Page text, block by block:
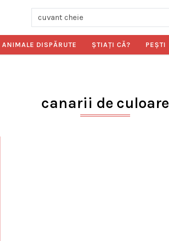
ANIMALE DISPĂRUTE ŞTIAŢI CĂ? PEŞTI
canarii de culoare